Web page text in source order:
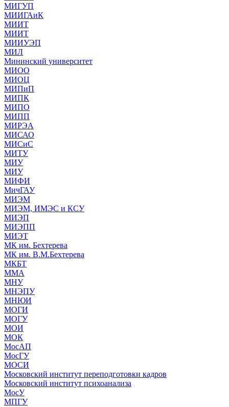
МИГУП
МИИГАиК
МИИТ
МИИТ
МИИУЭП
МИЛ
Мининский университет
МИОО
МИОЦ
МИПиП
МИПК
МИПО
МИПП
МИРЭА
МИСАО
МИСиС
МИТУ
МИУ
МИУ
МИФИ
МичГАУ
МИЭМ
МИЭМ, ИМЭС и КСУ
МИЭП
МИЭПП
МИЭТ
МК им. Бехтерева
МК им. В.М.Бехтерева
МКБТ
ММА
МНУ
МНЭПУ
МНЮИ
МОГИ
МОГУ
МОИ
МОК
МосАП
МосГУ
МОСИ
Московский институт переподготовки кадров
Московский институт психоанализа
МосУ
МПГУ